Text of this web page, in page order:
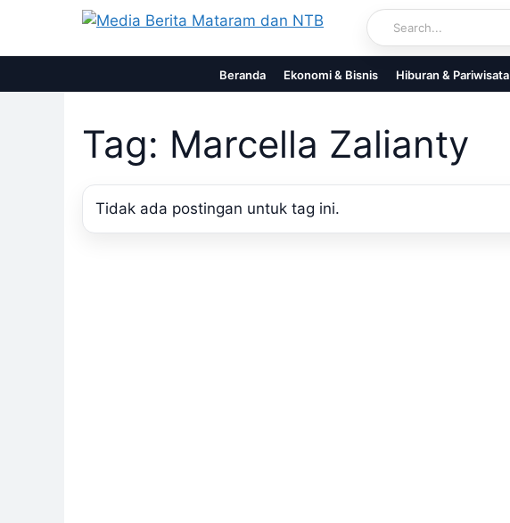
content
Beranda Ekonomi & Bisnis Hiburan & Pariwisata
Tag: Marcella Zalianty
Tidak ada postingan untuk tag ini.